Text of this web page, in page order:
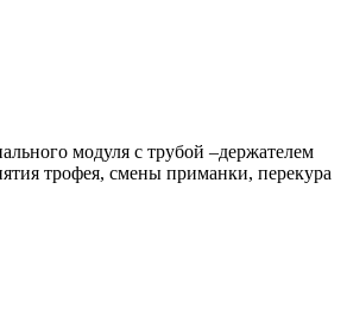
модуля с трубой –держателем
трофея, смены приманки, перекура